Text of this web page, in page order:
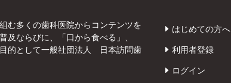
む多くの歯科医院からコンテンツを
及ならびに、「口から食べる」、
目的として一般社団法人 日本訪問歯
はじめての方へ
利用者登録
ログイン